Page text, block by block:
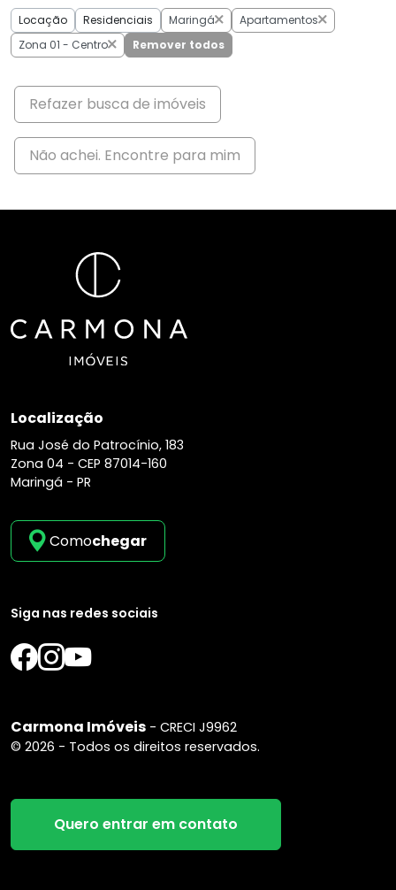
Locação Residenciais Maringá
Apartamentos
Zona 01 - Centro
Remover todos
Refazer busca de imóveis
Não achei. Encontre para mim
Localização
Rua José do Patrocínio, 183
Zona 04 - CEP 87014-160
Maringá - PR
Comochegar
Siga nas redes sociais
Carmona Imóveis - CRECI J9962
© 2026 - Todos os direitos reservados.
Quero entrar em contato